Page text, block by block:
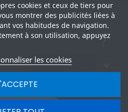
un message
cookies et ceux de tiers pour
montrer des publicités liées à
vos habitudes de navigation.
à son utilisation, appuyez
les cookies
?